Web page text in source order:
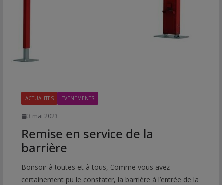
ACTUALITES EVENEMENTS
3 mai 2023
Remise en service de la
barrière
Bonsoir à toutes et à tous, Comme vous avez
certainement pu le constater, la barrière à l’entrée de la